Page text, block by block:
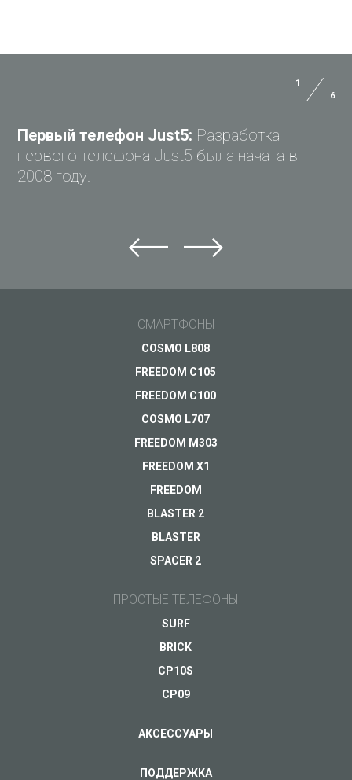
1
6
Первый телефон Just5: Разработка
первого телефона Just5 была начата в
2008 году.
СМАРТФОНЫ
COSMO L808
FREEDOM C105
FREEDOM C100
COSMO L707
FREEDOM M303
FREEDOM X1
FREEDOM
BLASTER 2
BLASTER
SPACER 2
ПРОСТЫЕ ТЕЛЕФОНЫ
SURF
BRICK
CP10S
CP09
АКСЕССУАРЫ
ПОДДЕРЖКА